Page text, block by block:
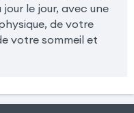
le jour, avec une
de votre
votre sommeil et